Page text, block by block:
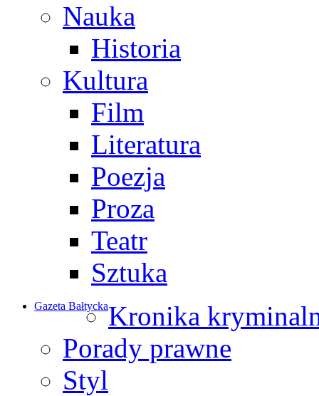
Nauka
Historia
Kultura
Film
Literatura
Poezja
Proza
Teatr
Sztuka
Gazeta BałtyckaKronika
Porady prawne
Styl